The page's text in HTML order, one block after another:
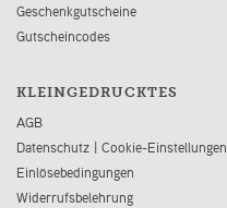
Geschenkgutscheine
Gutscheincodes
KLEINGEDRUCKTES
AGB
Datenschutz | Cookie-Einstellungen
Einlösebedingungen
Widerrufsbelehrung